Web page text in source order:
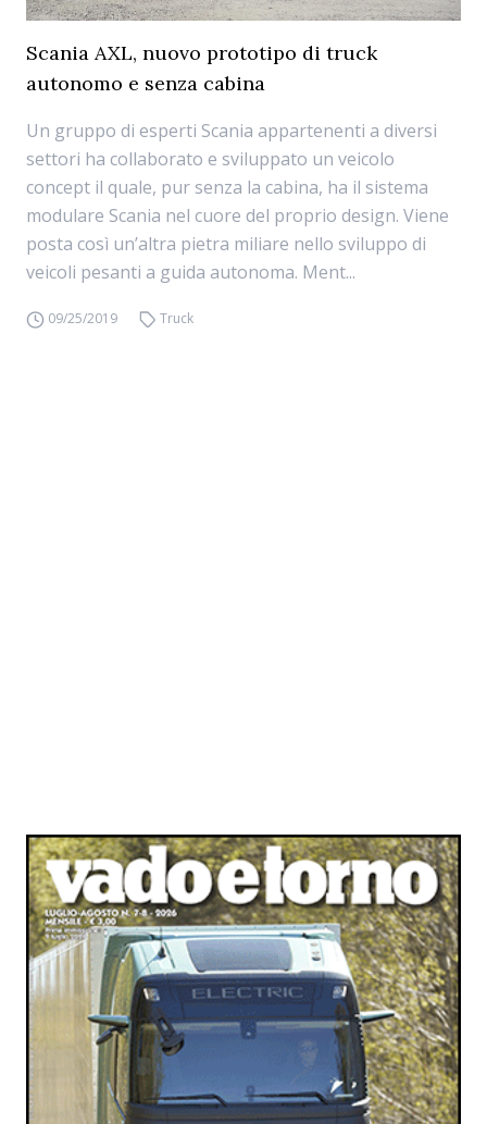
Scania AXL, nuovo prototipo di truck
autonomo e senza cabina
Un gruppo di esperti Scania appartenenti a diversi
settori ha collaborato e sviluppato un veicolo
concept il quale, pur senza la cabina, ha il sistema
modulare Scania nel cuore del proprio design. Viene
posta così un’altra pietra miliare nello sviluppo di
veicoli pesanti a guida autonoma. Ment...
09/25/2019 Truck